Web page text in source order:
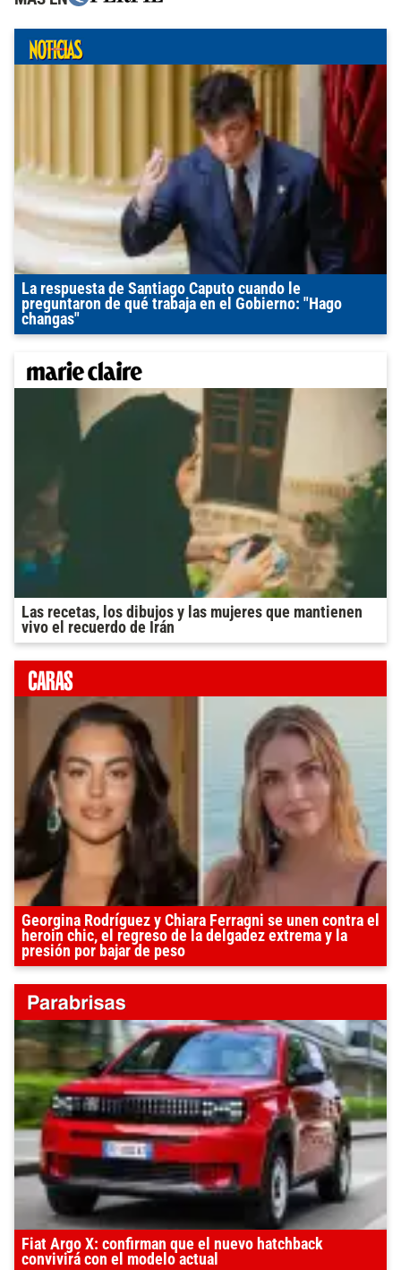
La respuesta de Santiago Caputo cuando le
preguntaron de qué trabaja en el Gobierno: "Hago
changas"
Las recetas, los dibujos y las mujeres que mantienen
vivo el recuerdo de Irán
Georgina Rodríguez y Chiara Ferragni se unen contra el
heroin chic, el regreso de la delgadez extrema y la
presión por bajar de peso
Fiat Argo X: confirman que el nuevo hatchback
convivirá con el modelo actual